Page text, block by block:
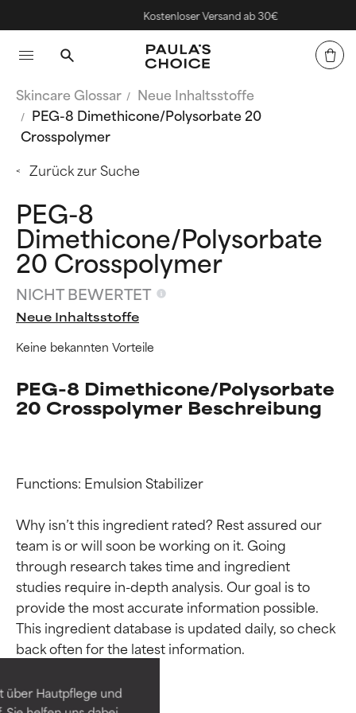
über Hautpflege und
Kostenloser Versand ab 30€
Skincare Glossar
Neue Inhaltsstoffe
PEG-8 Dimethicone/Polysorbate 20
Crosspolymer
Zurück zur Suche
PEG-8
Dimethicone/Polysorbate
20 Crosspolymer
NICHT BEWERTET
Neue Inhaltsstoffe
Keine bekannten Vorteile
PEG-8 Dimethicone/Polysorbate
20 Crosspolymer Beschreibung
Functions: Emulsion Stabilizer
Why isn’t this ingredient rated? Rest assured our
team is or will soon be working on it. Going
through research takes time and ingredient
studies require in-depth analysis. Our goal is to
provide the most accurate information possible.
This ingredient database is updated daily, so check
Bewertung der
Inhaltsstoffe
Erwiesen und durch
Bewertung der
Inhaltsstoffe
Erwiesen und durch